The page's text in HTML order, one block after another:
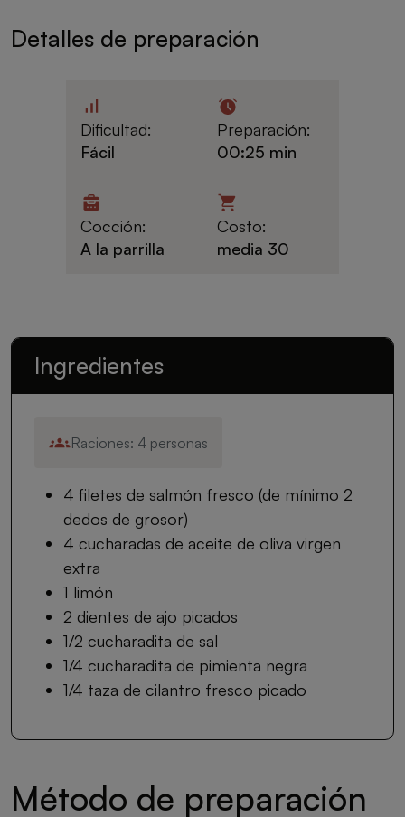
Detalles de preparación
Dificultad:
Fácil
Preparación:
00:25 min
Cocción:
A la parrilla
Costo:
media 30
Ingredientes
Raciones: 4 personas
4 filetes de salmón fresco (de mínimo 2
dedos de grosor)
4 cucharadas de aceite de oliva virgen
extra
1 limón
2 dientes de ajo picados
1/2 cucharadita de sal
1/4 cucharadita de pimienta negra
1/4 taza de cilantro fresco picado
Método de preparación